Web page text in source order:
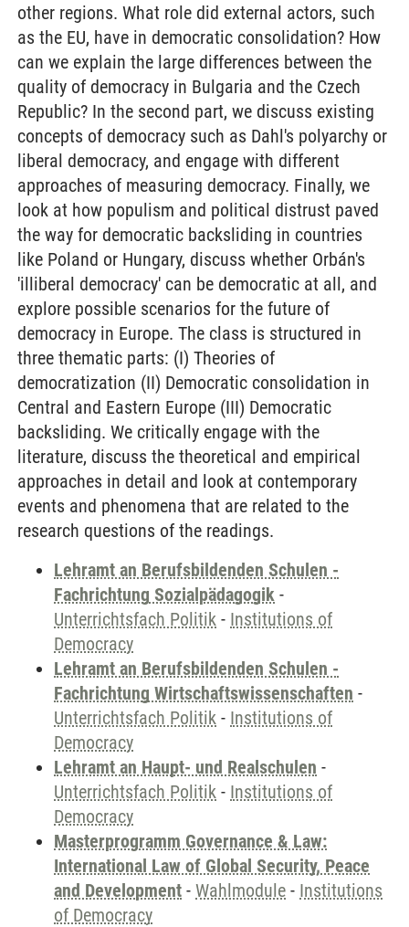
other regions. What role did external actors, such
as the EU, have in democratic consolidation? How
can we explain the large differences between the
quality of democracy in Bulgaria and the Czech
Republic? In the second part, we discuss existing
concepts of democracy such as Dahl's polyarchy or
liberal democracy, and engage with different
approaches of measuring democracy. Finally, we
look at how populism and political distrust paved
the way for democratic backsliding in countries
like Poland or Hungary, discuss whether Orbán's
'illiberal democracy' can be democratic at all, and
explore possible scenarios for the future of
democracy in Europe. The class is structured in
three thematic parts: (I) Theories of
democratization (II) Democratic consolidation in
Central and Eastern Europe (III) Democratic
backsliding. We critically engage with the
literature, discuss the theoretical and empirical
approaches in detail and look at contemporary
events and phenomena that are related to the
research questions of the readings.
Lehramt an Berufsbildenden Schulen -
Fachrichtung Sozialpädagogik -
Unterrichtsfach Politik - Institutions of
Democracy
Lehramt an Berufsbildenden Schulen -
Fachrichtung Wirtschaftswissenschaften -
Unterrichtsfach Politik - Institutions of
Democracy
Lehramt an Haupt- und Realschulen -
Unterrichtsfach Politik - Institutions of
Democracy
Masterprogramm Governance & Law:
International Law of Global Security, Peace
and Development - Wahlmodule - Institutions
of Democracy